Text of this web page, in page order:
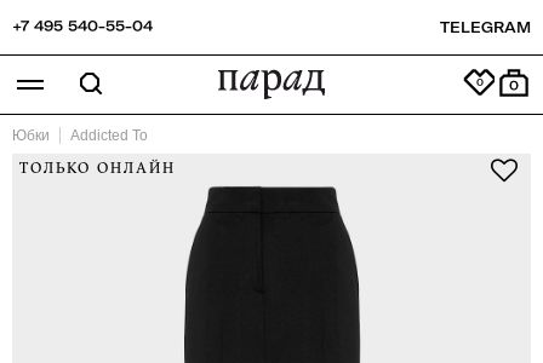
+7 495 540-55-04 TELEGRAM
0
Юбки Addicted To
ТОЛЬКО ОНЛАЙН